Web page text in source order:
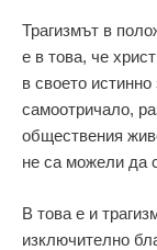
Трагизмът в
е в това, че
в своето
самоотричало,
обществения
не са можели да
В това е и
изключително